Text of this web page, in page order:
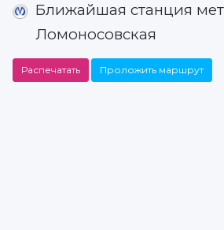
Ближайшая станция
Ломоносовская
Распечатать Проложить маршрут